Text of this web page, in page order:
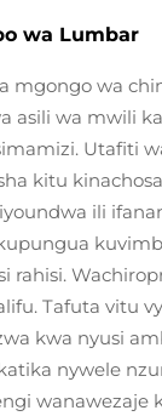
wa Lumbar
mgongo wa
asili wa mwili
Utafiti
kitu
ili
rahisi.
Tafuta vitu
kwa nyusi
nywele
wanawezaje